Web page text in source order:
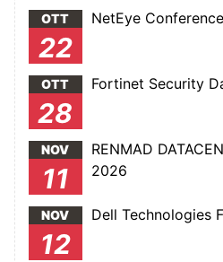
OTT
22
NetEye
OTT
28
Fortinet Security
NOV
11
RENMAD
2026
NOV
12
Dell Technologies